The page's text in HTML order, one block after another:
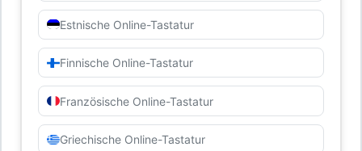
Estnische Online-Tastatur
Finnische Online-Tastatur
Französische Online-Tastatur
Griechische Online-Tastatur